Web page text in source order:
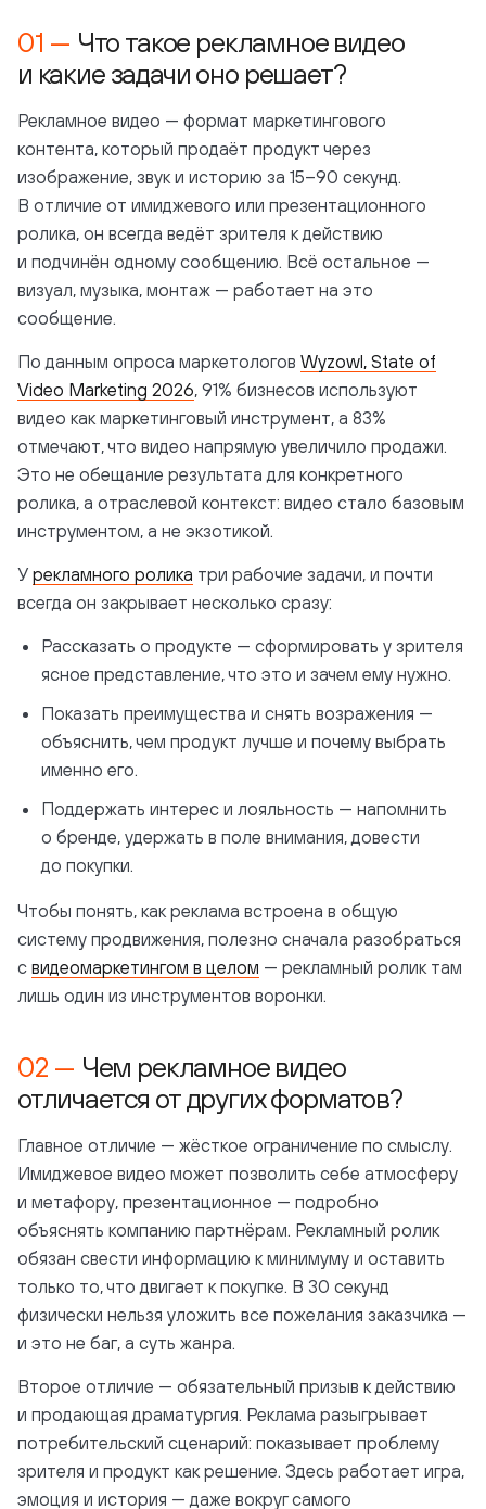
Что такое рекламное видео
и какие задачи оно решает?
Рекламное видео — формат маркетингового
контента, который продаёт продукт через
изображение, звук и историю за 15–90 секунд.
В отличие от имиджевого или презентационного
ролика, он всегда ведёт зрителя к действию
и подчинён одному сообщению. Всё остальное —
визуал, музыка, монтаж — работает на это
сообщение.
По данным опроса маркетологов Wyzowl, State of
Video Marketing 2026, 91% бизнесов используют
видео как маркетинговый инструмент, а 83%
отмечают, что видео напрямую увеличило продажи.
Это не обещание результата для конкретного
ролика, а отраслевой контекст: видео стало базовым
инструментом, а не экзотикой.
У рекламного ролика три рабочие задачи, и почти
всегда он закрывает несколько сразу:
Рассказать о продукте — сформировать у зрителя
ясное представление, что это и зачем ему нужно.
Показать преимущества и снять возражения —
объяснить, чем продукт лучше и почему выбрать
именно его.
Поддержать интерес и лояльность — напомнить
о бренде, удержать в поле внимания, довести
до покупки.
Чтобы понять, как реклама встроена в общую
систему продвижения, полезно сначала разобраться
с видеомаркетингом в целом — рекламный ролик там
лишь один из инструментов воронки.
Чем рекламное видео
отличается от других форматов?
Главное отличие — жёсткое ограничение по смыслу.
Имиджевое видео может позволить себе атмосферу
и метафору, презентационное — подробно
объяснять компанию партнёрам. Рекламный ролик
обязан свести информацию к минимуму и оставить
только то, что двигает к покупке. В 30 секунд
физически нельзя уложить все пожелания заказчика —
и это не баг, а суть жанра.
Второе отличие — обязательный призыв к действию
и продающая драматургия. Реклама разыгрывает
потребительский сценарий: показывает проблему
зрителя и продукт как решение. Здесь работает игра,
эмоция и история — даже вокруг самого